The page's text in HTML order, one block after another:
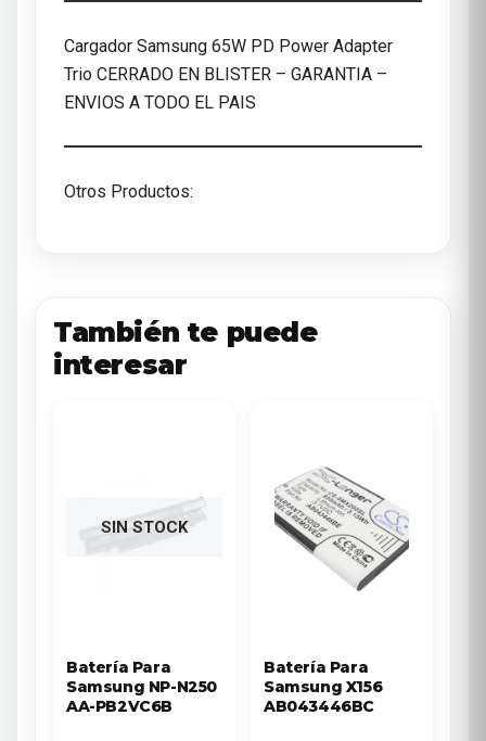
Cargador Samsung 65W PD Power Adapter
Trio CERRADO EN BLISTER – GARANTIA –
ENVIOS A TODO EL PAIS
Otros Productos:
También te puede
interesar
SIN STOCK
Batería Para
Samsung NP-N250
AA-PB2VC6B
Batería Para
Samsung X156
AB043446BC